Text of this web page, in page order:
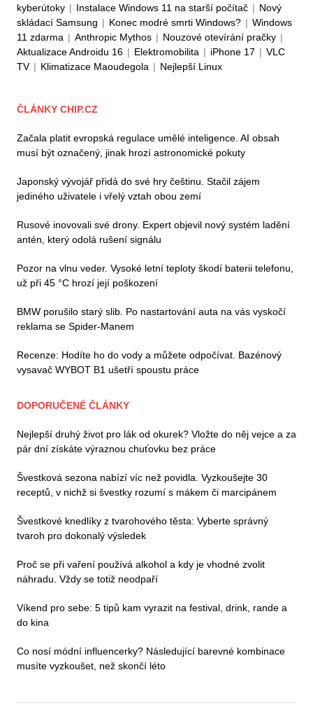
kyberútoky | Instalace Windows 11 na starší počítač | Nový
skládací Samsung | Konec modré smrti Windows? | Windows
11 zdarma | Anthropic Mythos | Nouzové otevírání pračky |
Aktualizace Androidu 16 | Elektromobilita | iPhone 17 | VLC
TV | Klimatizace Maoudegola | Nejlepší Linux
ČLÁNKY CHIP.CZ
Začala platit evropská regulace umělé inteligence. AI obsah
musí být označený, jinak hrozí astronomické pokuty
Japonský vývojář přidá do své hry češtinu. Stačil zájem
jediného uživatele i vřelý vztah obou zemí
Rusové inovovali své drony. Expert objevil nový systém ladění
antén, který odolá rušení signálu
Pozor na vlnu veder. Vysoké letní teploty škodí baterii telefonu,
už při 45 °C hrozí její poškození
BMW porušilo starý slib. Po nastartování auta na vás vyskočí
reklama se Spider-Manem
Recenze: Hodíte ho do vody a můžete odpočívat. Bazénový
vysavač WYBOT B1 ušetří spoustu práce
DOPORUČENÉ ČLÁNKY
Nejlepší druhý život pro lák od okurek? Vložte do něj vejce a za
pár dní získáte výraznou chuťovku bez práce
Švestková sezona nabízí víc než povidla. Vyzkoušejte 30
receptů, v nichž si švestky rozumí s mákem či marcipánem
Švestkové knedlíky z tvarohového těsta: Vyberte správný
tvaroh pro dokonalý výsledek
Proč se při vaření používá alkohol a kdy je vhodné zvolit
náhradu. Vždy se totiž neodpaří
Víkend pro sebe: 5 tipů kam vyrazit na festival, drink, rande a
do kina
Co nosí módní influencerky? Následující barevné kombinace
musíte vyzkoušet, než skončí léto